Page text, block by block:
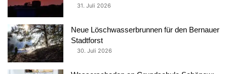
31. Juli 2026
Neue Löschwasserbrunnen für den Bernauer
Stadtforst
30. Juli 2026